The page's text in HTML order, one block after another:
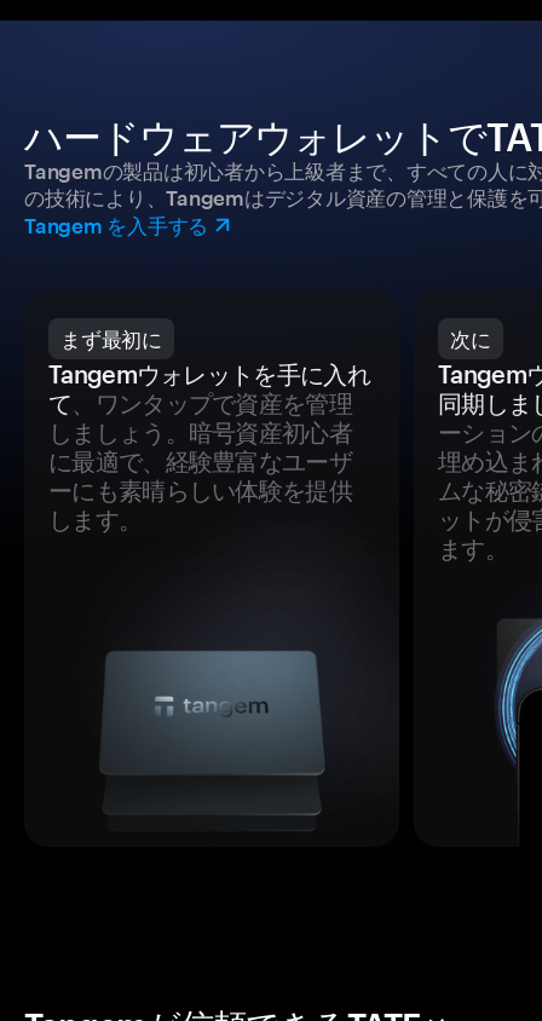
ハードウェアウォレットで
Tangemの製品は初心者から上級者まで、すべての人に
の技術により、Tangemはデジタル資産の管理と保護を
Tangem を入手する
まず最初に
Tangemウォレットを手に入れ
て、ワンタップで資産を管理
しましょう。暗号資産初心者
に最適で、経験豊富なユーザ
ーにも素晴らしい体験を提供
します。
次に
Tangem
同期しま
ーション
埋め込ま
ムな秘密
ットが侵
ます。